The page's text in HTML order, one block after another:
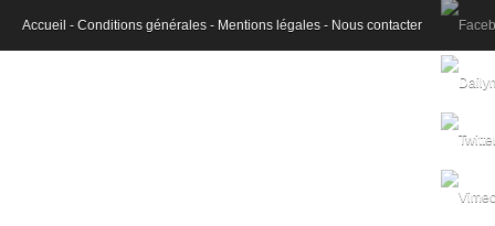
Accueil - Conditions générales - Mentions légales - Nous contacter